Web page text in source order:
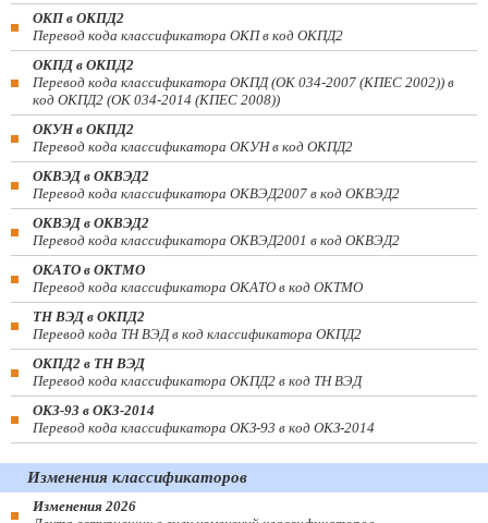
ОКП в ОКПД2
Перевод кода классификатора ОКП в код ОКПД2
ОКПД в ОКПД2
Перевод кода классификатора ОКПД (ОК 034-2007 (КПЕС 2002)) в
код ОКПД2 (ОК 034-2014 (КПЕС 2008))
ОКУН в ОКПД2
Перевод кода классификатора ОКУН в код ОКПД2
ОКВЭД в ОКВЭД2
Перевод кода классификатора ОКВЭД2007 в код ОКВЭД2
ОКВЭД в ОКВЭД2
Перевод кода классификатора ОКВЭД2001 в код ОКВЭД2
ОКАТО в ОКТМО
Перевод кода классификатора ОКАТО в код ОКТМО
ТН ВЭД в ОКПД2
Перевод кода ТН ВЭД в код классификатора ОКПД2
ОКПД2 в ТН ВЭД
Перевод кода классификатора ОКПД2 в код ТН ВЭД
ОКЗ-93 в ОКЗ-2014
Перевод кода классификатора ОКЗ-93 в код ОКЗ-2014
Изменения классификаторов
Изменения 2026